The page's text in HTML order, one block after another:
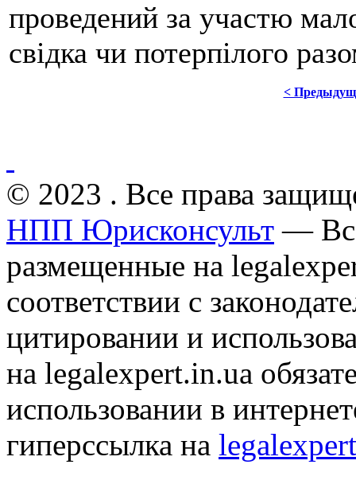
проведений за участю
свідка чи потерпілого
<
© 2023 . Все права
НПП Юрисконсульт —
размещенные на
соответствии с
цитировании и
на legalexpert.in.ua
использовании в
гиперссылка на